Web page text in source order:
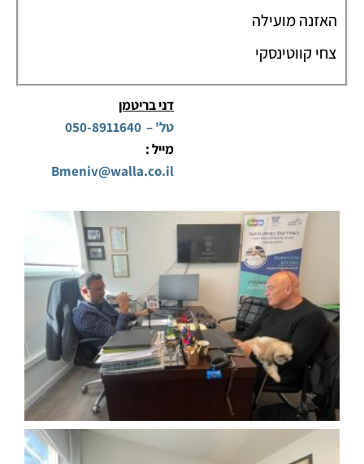
האזנה מועילה
צחי קווטינסקי
דני בריטמן
טל' – 050-8911640
מייל :
Bmeniv@walla.co.il